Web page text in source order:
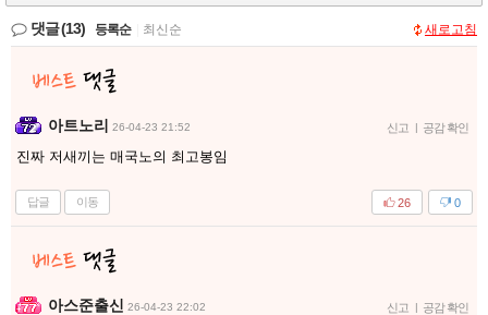
댓글(13) 등록순 최신순 새로고침
아트노리 26-04-23 21:52 신고 | 공감 확인
진짜 저새끼는 매국노의 최고봉임
답글 이동 0
26
아스준출신 26-04-23 22:02 신고 | 공감 확인